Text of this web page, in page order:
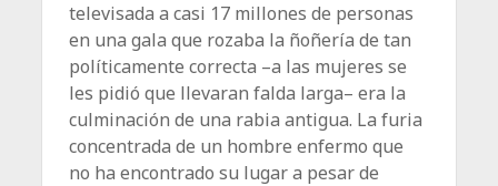
televisada a casi 17 millones de personas
en una gala que rozaba la ñoñería de tan
políticamente correcta –a las mujeres se
les pidió que llevaran falda larga– era la
culminación de una rabia antigua. La furia
concentrada de un hombre enfermo que
no ha encontrado su lugar a pesar de